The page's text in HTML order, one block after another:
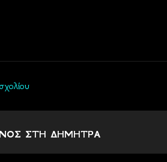
ΣΤΗ ΔΗΜΗΤΡΑ